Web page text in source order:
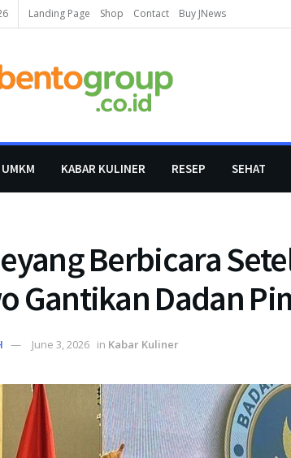
Landing Page Shop Contact Buy JNews
KABAR KULINER RESEP SEHAT
Berbicara
Gantikan Dadan
June 3, 2026 in Kabar Kuliner